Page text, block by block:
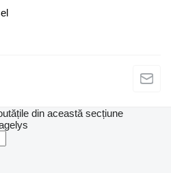
din această secțiune